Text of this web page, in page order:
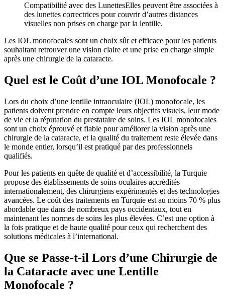
Compatibilité avec des LunettesElles peuvent être associées à
des lunettes correctrices pour couvrir d’autres distances
visuelles non prises en charge par la lentille.
Les IOL monofocales sont un choix sûr et efficace pour les patients
souhaitant retrouver une vision claire et une prise en charge simple
après une chirurgie de la cataracte.
Quel est le Coût d’une IOL Monofocale ?
Lors du choix d’une lentille intraoculaire (IOL) monofocale, les
patients doivent prendre en compte leurs objectifs visuels, leur mode
de vie et la réputation du prestataire de soins. Les IOL monofocales
sont un choix éprouvé et fiable pour améliorer la vision après une
chirurgie de la cataracte, et la qualité du traitement reste élevée dans
le monde entier, lorsqu’il est pratiqué par des professionnels
qualifiés.
Pour les patients en quête de qualité et d’accessibilité, la Turquie
propose des établissements de soins oculaires accrédités
internationalement, des chirurgiens expérimentés et des technologies
avancées. Le coût des traitements en Turquie est au moins 70 % plus
abordable que dans de nombreux pays occidentaux, tout en
maintenant les normes de soins les plus élevées. C’est une option à
la fois pratique et de haute qualité pour ceux qui recherchent des
solutions médicales à l’international.
Que se Passe-t-il Lors d’une Chirurgie de
la Cataracte avec une Lentille
Monofocale ?